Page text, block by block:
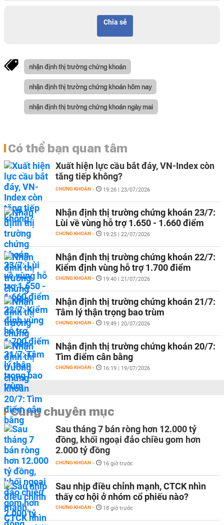
Chia sẻ
nhận định thị trường chứng khoán
nhận định thị trường chứng khoán hôm nay
nhận định thị trường chứng khoán ngày mai
Có thể bạn quan tâm
Xuất hiện lực cầu bắt đáy, VN-Index còn
tăng tiếp không?
CHỨNG KHOÁN - 19:26 | 23/07/2026
Nhận định thị trường chứng khoán 23/7:
Lùi về vùng hỗ trợ 1.650 - 1.660 điểm
CHỨNG KHOÁN - 19:25 | 22/07/2026
Nhận định thị trường chứng khoán 22/7:
Kiểm định vùng hỗ trợ 1.700 điểm
CHỨNG KHOÁN - 19:40 | 21/07/2026
Nhận định thị trường chứng khoán 21/7:
Tâm lý thận trọng bao trùm
CHỨNG KHOÁN - 19:49 | 20/07/2026
Nhận định thị trường chứng khoán 20/7:
Tìm điểm cân bằng
CHỨNG KHOÁN - 16:19 | 19/07/2026
Cùng chuyên mục
Sau tháng 7 bán ròng hơn 12.000 tỷ
đồng, khối ngoại đảo chiều gom hơn
2.000 tỷ đồng
CHỨNG KHOÁN - 16 giờ trước
Sau nhịp điều chỉnh mạnh, CTCK nhìn
thấy cơ hội ở nhóm cổ phiếu nào?
CHỨNG KHOÁN - 18 giờ trước